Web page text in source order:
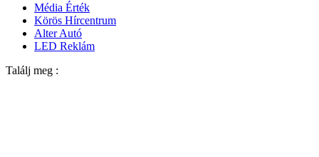
Média Érték
Körös Hírcentrum
Alter Autó
LED Reklám
Találj meg :